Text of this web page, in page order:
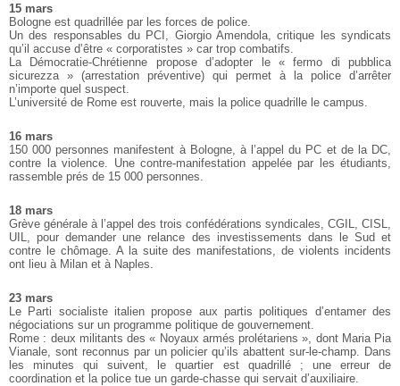
15 mars
Bologne est quadrillée par les forces de police.
Un des responsables du PCI, Giorgio Amendola, critique les syndicats
qu’il accuse d’être « corporatistes » car trop combatifs.
La Démocratie-Chrétienne propose d’adopter le « fermo di pubblica
sicurezza » (arrestation préventive) qui permet à la police d’arrêter
n’importe quel suspect.
L’université de Rome est rouverte, mais la police quadrille le campus.
16 mars
150 000 personnes manifestent à Bologne, à l’appel du PC et de la DC,
contre la violence. Une contre-manifestation appelée par les étudiants,
rassemble prés de 15 000 personnes.
18 mars
Grève générale à l’appel des trois confédérations syndicales, CGIL, CISL,
UIL, pour demander une relance des investissements dans le Sud et
contre le chômage. A la suite des manifestations, de violents incidents
ont lieu à Milan et à Naples.
23 mars
Le Parti socialiste italien propose aux partis politiques d’entamer des
négociations sur un programme politique de gouvernement.
Rome : deux militants des « Noyaux armés prolétariens », dont Maria Pia
Vianale, sont reconnus par un policier qu’ils abattent sur-le-champ. Dans
les minutes qui suivent, le quartier est quadrillé ; une erreur de
coordination et la police tue un garde-chasse qui servait d’auxiliaire.